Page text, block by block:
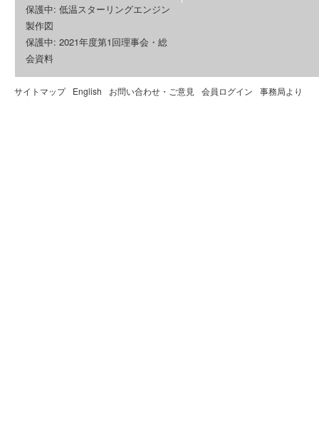
保護中: 低温スターリングエンジン
製作図
保護中: 2021年度第1回理事会・総
会資料
サイトマップ English お問い合わせ・ご意見 会員ログイン 事務局より